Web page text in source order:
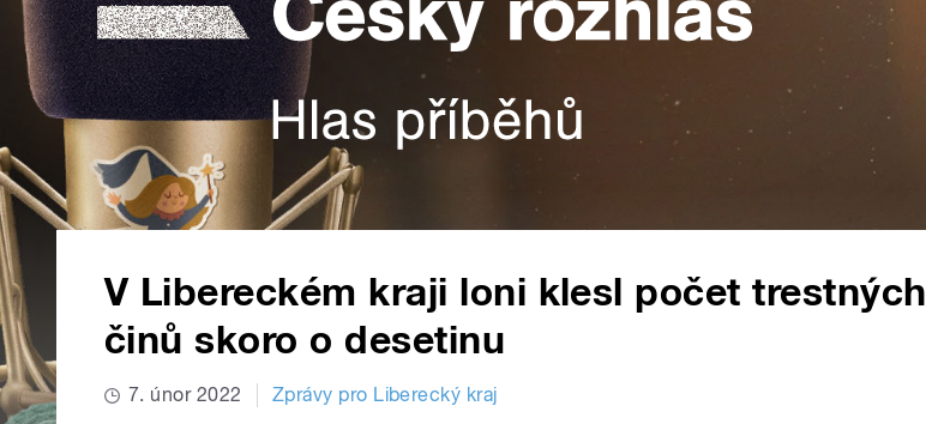
V Libereckém kraji loni klesl počet trestných
činů skoro o desetinu
7. únor 2022 Zprávy pro Liberecký kraj